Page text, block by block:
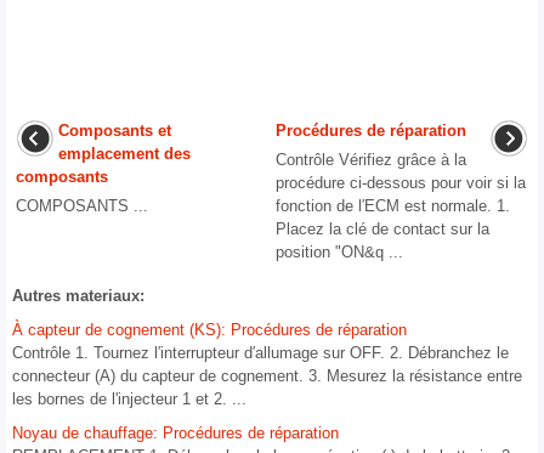
Composants et
emplacement des
composants
COMPOSANTS ...
Procédures de réparation
Contrôle Vérifiez grâce à la
procédure ci-dessous pour voir si la
fonction de l′ECM est normale. 1.
Placez la clé de contact sur la
position "ON&q ...
Autres materiaux:
À capteur de cognement (KS): Procédures de réparation
Contrôle 1. Tournez l′interrupteur d′allumage sur OFF. 2. Débranchez le
connecteur (A) du capteur de cognement. 3. Mesurez la résistance entre
les bornes de l'injecteur 1 et 2. ...
Noyau de chauffage: Procédures de réparation